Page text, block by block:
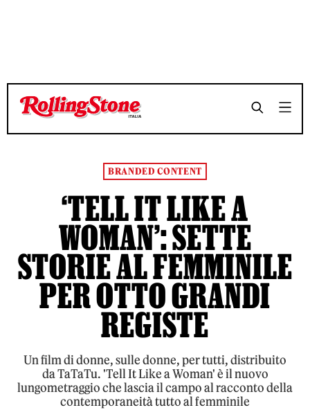
TEMPO DI LETTURA 4 MINUTI SHARE
TEMPO DI LETTURA 4 MINUTI SHARE
BRANDED CONTENT
‘TELL IT LIKE A
WOMAN’: SETTE
STORIE AL FEMMINILE
PER OTTO GRANDI
REGISTE
Un film di donne, sulle donne, per tutti, distribuito
da TaTaTu. 'Tell It Like a Woman' è il nuovo
lungometraggio che lascia il campo al racconto della
contemporaneità tutto al femminile